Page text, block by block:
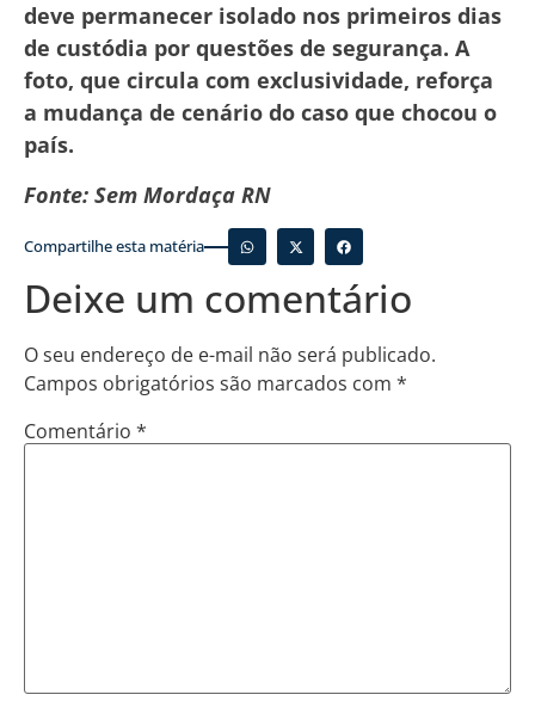
deve permanecer isolado nos primeiros dias
de custódia por questões de segurança. A
foto, que circula com exclusividade, reforça
a mudança de cenário do caso que chocou o
país.
Fonte: Sem Mordaça RN
Compartilhe esta matéria
Deixe um comentário
O seu endereço de e-mail não será publicado.
Campos obrigatórios são marcados com *
Comentário *